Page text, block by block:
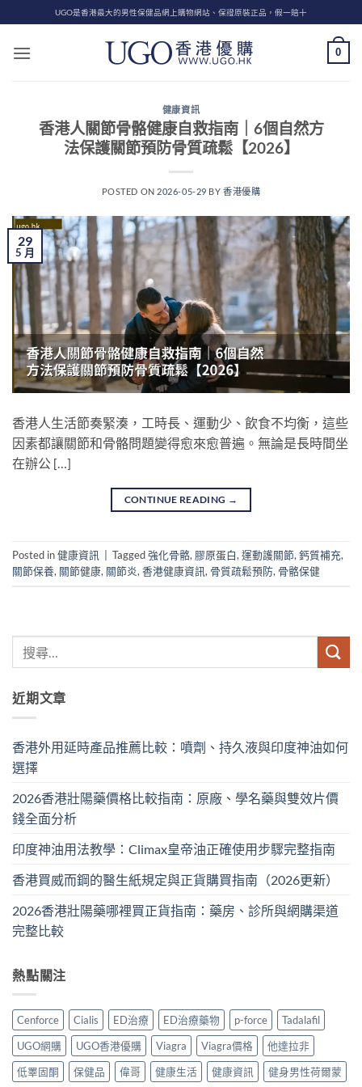
to
content
UGO是香港最大的男性保健品網上購物網站、保證原裝正品，假一賠十
0
健康資訊
香港人關節骨骼健康自救指南｜6個自然方
法保護關節預防骨質疏鬆【2026】
POSTED ON 2026-05-29 BY香港優購
29
5 月
香港人生活節奏緊湊，工時長、運動少、飲食不均衡，這些
因素都讓關節和骨骼問題變得愈來愈普遍。無論是長時間坐
在辦公 […]
CONTINUE READING →
Posted in健康資訊 Tagged強化骨骼,膠原蛋白,運動護關節,鈣質補充,
關節保養, 關節健康, 關節炎,香港健康資訊, 骨質疏鬆預防, 骨骼保健
近期文章
香港外用延時產品推薦比較：噴劑、持久液與印度神油如何
選擇
2026香港壯陽藥價格比較指南：原廠、學名藥與雙效片價
錢全面分析
印度神油用法教學：Climax皇帝油正確使用步驟完整指南
香港買威而鋼的醫生紙規定與正貨購買指南（2026更新）
2026香港壯陽藥哪裡買正貨指南：藥房、診所與網購渠道
完整比較
熱點關注
Cenforce Cialis ED治療 ED治療藥物 p-force
Tadalafil
UGO網購
UGO香港優購 Viagra Viagra價格
他達拉非
低睪固酮
保健品 偉哥 健康生活 健康資訊 健身男性荷爾蒙